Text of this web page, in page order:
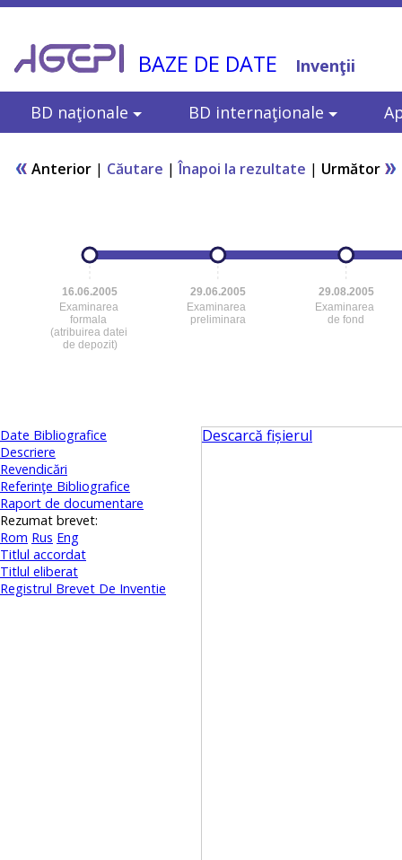
BAZE DE DATE Invenţii
BD naţionale BD internaţionale
Anterior | Căutare |Înapoi la rezultate | Următor
16.06.2005
Examinarea
formala
(atribuirea datei
de depozit)
29.06.2005
Examinarea
preliminara
29.08.2005
Examinarea
de fond
Date Bibliografice
Descriere
Revendicări
Referinţe Bibliografice
Raport de documentare
Rezumat brevet:
Rom Rus Eng
Titlul accordat
Titlul eliberat
Registrul Brevet De Inventie
Descarcă fișierul